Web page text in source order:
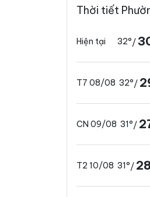
Thời tiết
Hiện tại 32°/
T7 08/08 32°/
CN 09/08 31°/
T2 10/08 31°/